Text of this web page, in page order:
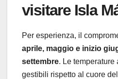
visitare Isla
Per esperienza, il
aprile, maggio e inizio
settembre. Le
gestibili rispetto al cuore